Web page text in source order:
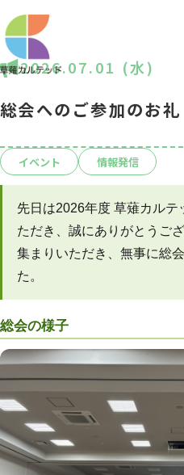
2026.07.01 (水)
総会へのご参加のお礼
イベント 情報発信
先日は2026年度 草薙カル
ただき、誠にありがとうご
集まりいただき、無事に総
た。
総会の様子